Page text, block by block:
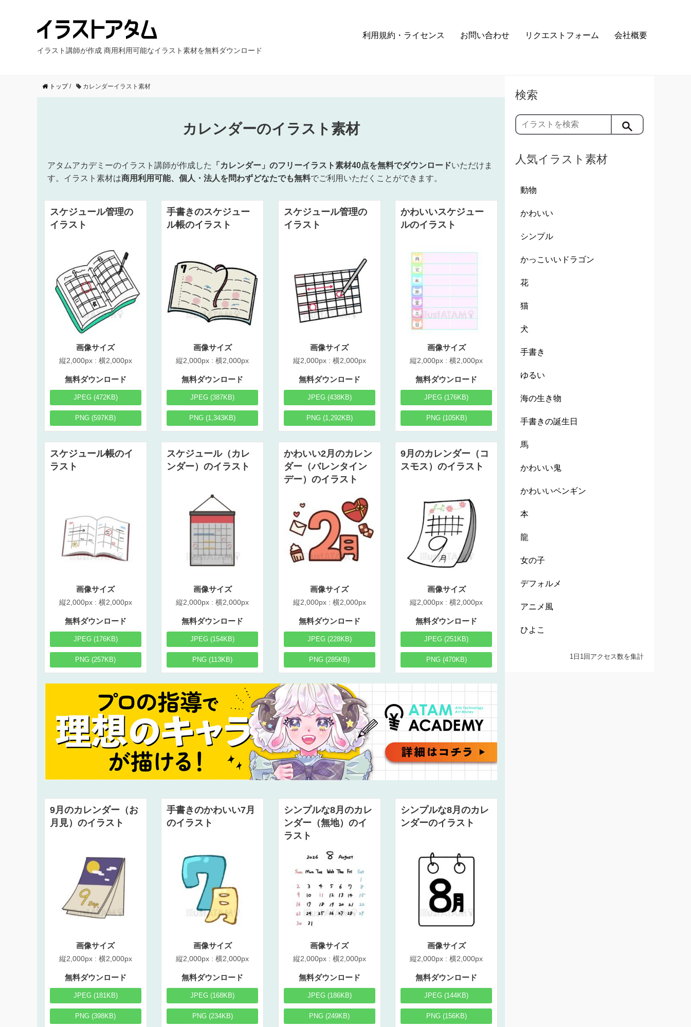
イラスト講師が作成 商用利用可能なイラスト素材を無料ダウンロード
利用規約・ライセンス お問い合わせ リクエストフォーム 会社概要
トップ/ カレンダーイラスト素材
カレンダーのイラスト素材
アタムアカデミーのイラスト講師が作成した 「カレンダー」のフリーイラスト素材40点を無料でダウンロードいただけま
す。イラスト素材は商用利用可能、個人・法人を問わずどなたでも無料でご利用いただくことができます。
スケジュール管理の
イラスト
画像サイズ
縦2,000px : 横2,000px
無料ダウンロード
JPEG (472KB)
PNG (597KB)
手書きのスケジュー
ル帳のイラスト
画像サイズ
縦2,000px : 横2,000px
無料ダウンロード
JPEG (387KB)
PNG (1,343KB)
スケジュール管理の
イラスト
画像サイズ
縦2,000px : 横2,000px
無料ダウンロード
JPEG (438KB)
PNG (1,292KB)
かわいいスケジュー
ルのイラスト
画像サイズ
縦2,000px : 横2,000px
無料ダウンロード
JPEG (176KB)
PNG (105KB)
スケジュール帳のイ
ラスト
画像サイズ
縦2,000px : 横2,000px
無料ダウンロード
JPEG (176KB)
PNG (257KB)
スケジュール（カレ
ンダー）のイラスト
画像サイズ
縦2,000px : 横2,000px
無料ダウンロード
JPEG (154KB)
PNG (113KB)
かわいい2月のカレン
ダー（バレンタイン
デー）のイラスト
画像サイズ
縦2,000px : 横2,000px
無料ダウンロード
JPEG (228KB)
PNG (285KB)
9月のカレンダー（コ
スモス）のイラスト
画像サイズ
縦2,000px : 横2,000px
無料ダウンロード
JPEG (251KB)
PNG (470KB)
9月のカレンダー（お
月見）のイラスト
画像サイズ
縦2,000px : 横2,000px
無料ダウンロード
JPEG (181KB)
PNG (398KB)
手書きのかわいい7月
のイラスト
画像サイズ
縦2,000px : 横2,000px
無料ダウンロード
JPEG (168KB)
PNG (234KB)
シンプルな8月のカレ
ンダー（無地）のイ
ラスト
画像サイズ
縦2,000px : 横2,000px
無料ダウンロード
JPEG (186KB)
PNG (249KB)
シンプルな8月のカレ
ンダーのイラスト
画像サイズ
縦2,000px : 横2,000px
無料ダウンロード
JPEG (144KB)
PNG (156KB)
検索
人気イラスト素材
動物
かわいい
シンプル
かっこいいドラゴン
花
猫
犬
手書き
ゆるい
海の生き物
手書きの誕生日
馬
かわいい鬼
かわいいペンギン
本
龍
女の子
デフォルメ
アニメ風
ひよこ
1日1回アクセス数を集計